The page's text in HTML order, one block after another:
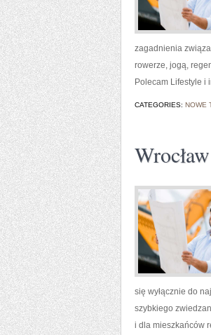
zagadnienia
rowerze, jogą,
Polecam Lifestyle i
CATEGORIES: NOWE
Wrocław
się wyłącznie do
szybkiego
i dla mieszkańców